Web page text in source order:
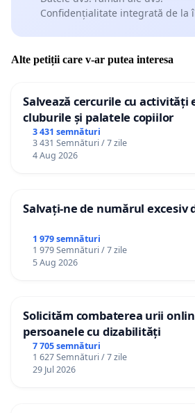
Confidențialitate integrată de la
Alte petiții care v-ar putea interesa
Salvează cercurile cu activități
cluburile și palatele copiilor
3 431 semnături
3 431 Semnături / 7 zile
4 Aug 2026
Salvați-ne de numărul excesiv
1 979 semnături
1 979 Semnături / 7 zile
5 Aug 2026
Solicităm combaterea urii
persoanele cu dizabilități
7 705 semnături
1 627 Semnături / 7 zile
29 Jul 2026